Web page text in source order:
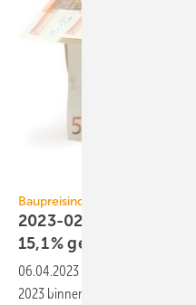
Baupreisindex
2023-02: Baupreise
15,1 %gestiegen
06.04.2023
2023 binnen Jahresfrist um 15,1